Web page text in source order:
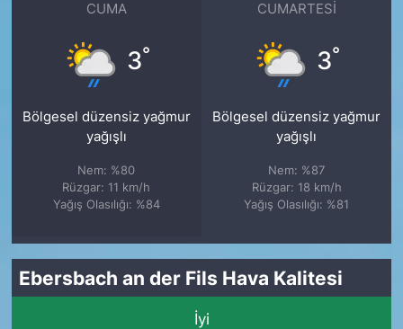
CUMA
3°
Bölgesel düzensiz yağmur
yağışlı
Nem: %80
Rüzgar: 11 km/h
Yağış Olasılığı: %84
CUMARTESI
3°
Bölgesel düzensiz yağmur
yağışlı
Nem: %87
Rüzgar: 18 km/h
Yağış Olasılığı: %81
Ebersbach an der Fils Hava Kalitesi
İyi